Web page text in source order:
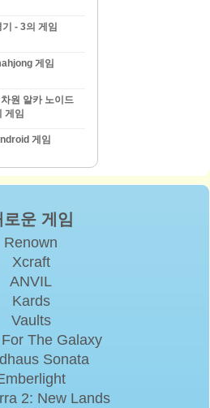
기 - 3의 게임
게임
원 알카 노이드
게임
게임
로운 게임
Renown
Xcraft
ANVIL
Kards
Vaults
The Galaxy
Sonata
2: New Lands